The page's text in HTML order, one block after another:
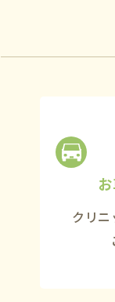
クリ